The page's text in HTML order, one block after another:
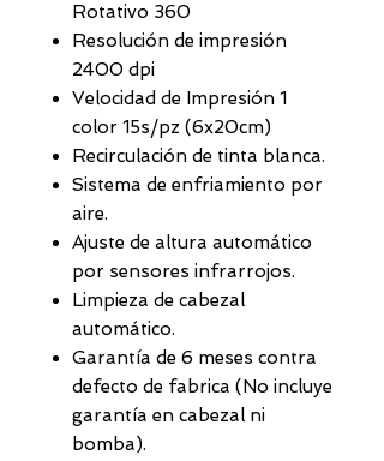
Rotativo 360
Resolución de impresión
2400 dpi
Velocidad de Impresión 1
color 15s/pz (6x20cm)
Recirculación de tinta blanca.
Sistema de enfriamiento por
aire.
Ajuste de altura automático
por sensores infrarrojos.
Limpieza de cabezal
automático.
Garantía de 6 meses contra
defecto de fabrica (No incluye
garantía en cabezal ni
bomba).